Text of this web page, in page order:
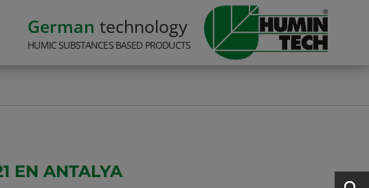
German technology
HUMIC SUBSTANCES BASED PRODUCTS
EN ANTALYA